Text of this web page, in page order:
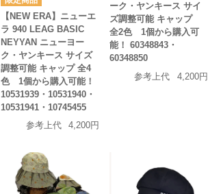
【NEW ERA】ニューエ
ラ 940 LEAG BASIC
NEYYAN ニューヨー
ク・ヤンキース サイズ
調整可能 キャップ 全4
色 1個から購入可能！
10531939・10531940・
10531941・10745455
参考上代
4,200円
ーク・ヤンキース サイ
ズ調整可能 キャップ
全2色 1個から購入可
能！ 60348843・
60348850
参考上代
4,200円